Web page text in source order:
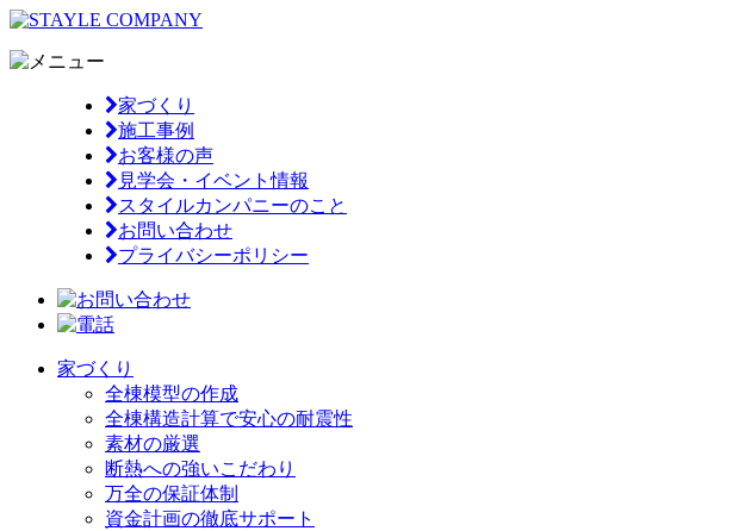
家づくり
施工事例
お客様の声
見学会・イベント情報
スタイルカンパニーのこと
お問い合わせ
プライバシーポリシー
家づくり
全棟模型の作成
全棟構造計算で安心の耐震性
素材の厳選
断熱への強いこだわり
万全の保証体制
資金計画の徹底サポート